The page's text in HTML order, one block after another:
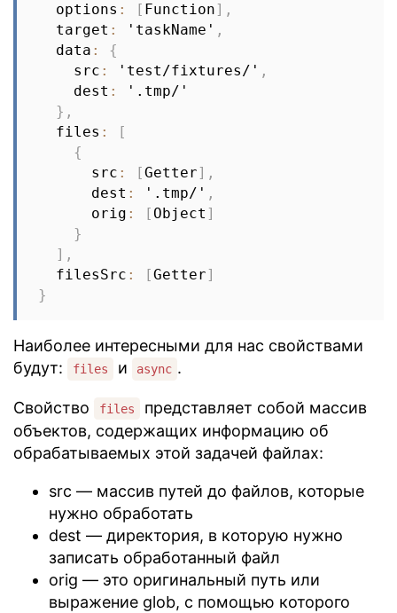
  options
: [ Function] ,
  target
: 'taskName' ,
  data
:
{
    src
: 'test/fixtures/' ,
    dest
:
'.tmp/'
} ,
  files
:
[
{
      src
: [Getter] ,
      dest
: '.tmp/' ,
      orig
: [ Object ]
}
] ,
  filesSrc
: [Getter]
}
Наиболее интересными для нас свойствами
будут:
files и async .
Свойство files
представляет собой массив
объектов, содержащих информацию об
обрабатываемых этой задачей файлах:
src — массив путей до файлов, которые
нужно обработать
dest — директория, в которую нужно
записать обработанный файл
orig — это оригинальный путь или
выражение glob, с помощью которого